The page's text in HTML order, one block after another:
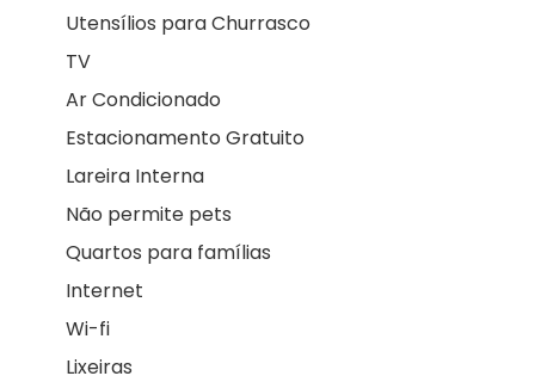
Utensílios para Churrasco
TV
Ar Condicionado
Estacionamento Gratuito
Lareira Interna
Não permite pets
Quartos para famílias
Internet
Wi-fi
Lixeiras